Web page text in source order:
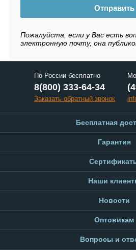
Отправить
Пожалуйста, если у Вас есть
электронную почту, она
По России бесплатно
8(800) 333-64-34
Заказать обратный звонок
Бесплатная
Гарантия
Наши
Новости
Оптовикам
Вопросы и